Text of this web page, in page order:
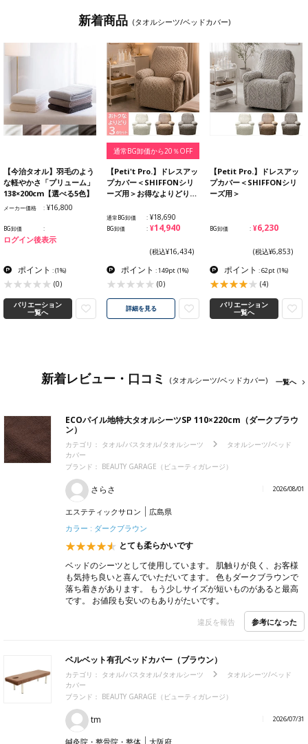
新着商品 (タオルシーツ/ベッドカバー)
【今治タオル】羽毛のよう
な軽やかさ「プリューム」
138×200cm【選べる5色】
メーカー価格 ¥16,800
BG卸価
ログイン後表示
ポイント :(1%)
(0)
バリエーション
一覧へ
通常BG卸価から20％OFF
【Peti't Pro.】ドレスアッ
プカバー＜SHIFFONシリ
ーズ用＞お得なよりどり…
通常BG卸価 ¥18,690
BG卸価 ¥14,940
(税込¥16,434)
ポイント : 149pt (1%)
(0)
詳細を見る
【Petit Pro.】ドレスアッ
プカバー＜SHIFFONシリ
ーズ用＞
BG卸価 ¥6,230
(税込¥6,853)
ポイント : 62pt (1%)
(4)
バリエーション
一覧へ
新着レビュー・口コミ (タオルシーツ/ベッドカバー) 一覧へ
ECOパイル地特大タオルシーツSP 110×220cm（ダークブラウ
ン）
カテゴリ： タオル/バスタオル/タオルシーツ
タオルシーツ/ベッド
カバー
ブランド： BEAUTY GARAGE（ビューティガレージ）
さらさ 2026/08/01
エステティックサロン
広島県
カラー : ダークブラウン
とても柔らかいです
ベッドのシーツとして使用しています。 肌触りが良く、お客様
も気持ち良いと喜んでいただいてます。 色もダークブラウンで
落ち着きがあります。 もう少しサイズが短いものがあると最高
です。 お値段も安いのもありがたいです。
違反を報告 参考になった
ベルベット有孔ベッドカバー（ブラウン）
カテゴリ： タオル/バスタオル/タオルシーツ
タオルシーツ/ベッド
カバー
ブランド： BEAUTY GARAGE（ビューティガレージ）
tm 2026/07/31
鍼灸院・整骨院・整体 大阪府